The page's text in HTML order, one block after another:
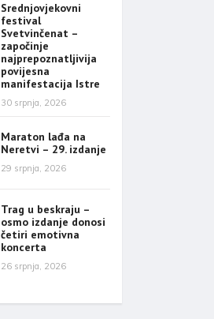
Srednjovjekovni
festival
Svetvinčenat –
započinje
najprepoznatljivija
povijesna
manifestacija Istre
30 srpnja, 2026
Maraton lađa na
Neretvi – 29. izdanje
29 srpnja, 2026
Trag u beskraju –
osmo izdanje donosi
četiri emotivna
koncerta
26 srpnja, 2026